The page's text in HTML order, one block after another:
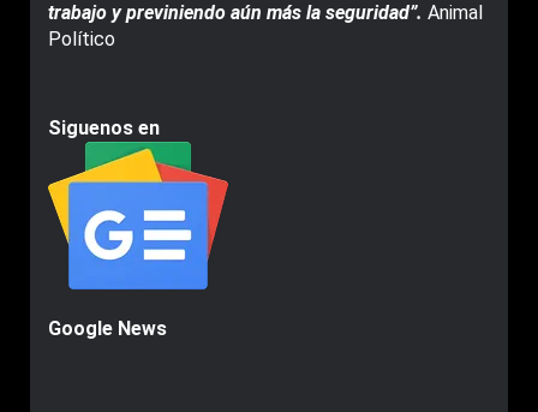
trabajo y previniendo aún más la seguridad”. Animal
Político
Siguenos en
Google News